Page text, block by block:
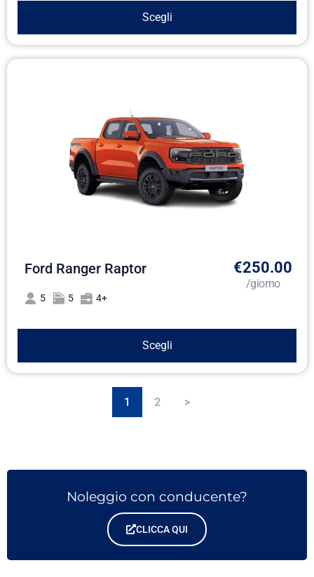
Scegli
Ford Ranger Raptor
5 5 4+
€250.00
/giorno
Scegli
1 2 >
Noleggio con conducente?
CLICCA QUI